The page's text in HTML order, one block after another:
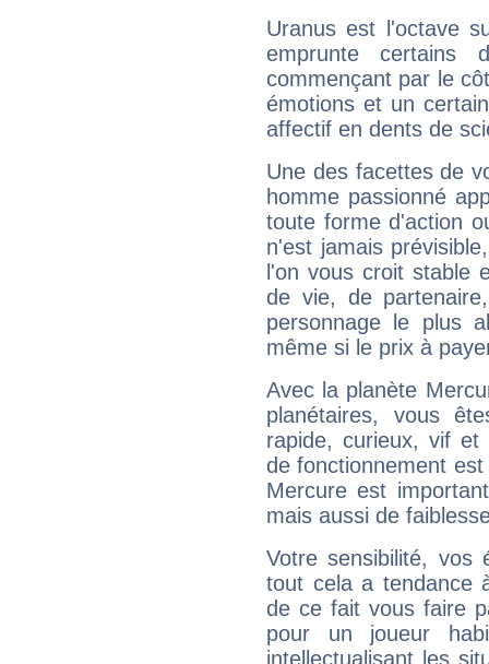
Uranus est l'octave
emprunte
commençant par le
émotions et un
affectif en dents de
Une des facettes de
homme passionné
toute forme d'action
n'est jamais
l'on vous croit stable
de vie, de
personnage le plus
même si le prix à
Avec la planète
planétaires, vous
rapide, curieux, vif et
de fonctionnement
Mercure est
mais aussi de
Votre sensibilité,
tout cela a tendance
de ce fait vous faire
pour un joueur
intellectualisant les